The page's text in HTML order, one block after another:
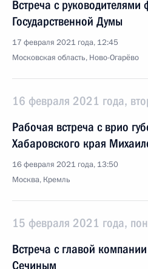
Встреча с руководителями
Государственной Думы
17 февраля 2021 года, 12:45
Московская область, Ново-Огарёво
16 февраля 2021 года,
Рабочая встреча с врио
Хабаровского края
16 февраля 2021 года, 13:50
Москва, Кремль
15 февраля 2021 года,
Встреча с главой
Сечиным